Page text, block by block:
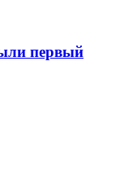
первый